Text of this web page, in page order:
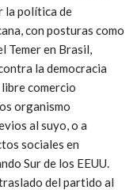
la política de
con posturas como
en Brasil,
la democracia
comercio
organismo
al suyo, o a
sociales en
Sur de los EEUU.
del partido al